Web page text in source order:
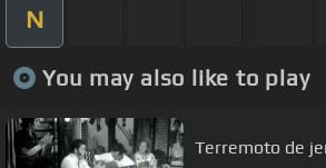
N
You may also like to play
Terremoto de